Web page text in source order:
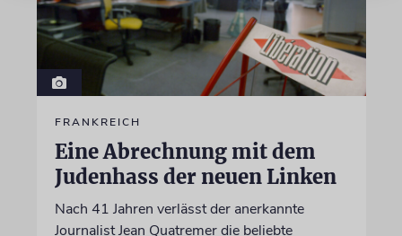
FRANKREICH
Eine Abrechnung mit dem
Judenhass der neuen Linken
Nach 41 Jahren verlässt der anerkannte
Journalist Jean Quatremer die beliebte